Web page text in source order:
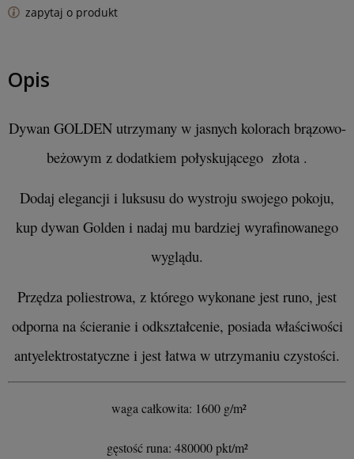
zapytaj o produkt
Opis
Dywan GOLDEN utrzymany w jasnych kolorach brązowo-
beżowym z dodatkiem połyskującego złota .
Dodaj elegancji i luksusu do wystroju swojego pokoju,
kup dywan Golden i nadaj mu bardziej wyrafinowanego
wyglądu.
Przędza poliestrowa, z którego wykonane jest runo, jest
odporna na ścieranie i odkształcenie, posiada właściwości
antyelektrostatyczne i jest łatwa w utrzymaniu czystości.
waga całkowita: 1600 g/m²
gęstość runa: 480000 pkt/m²